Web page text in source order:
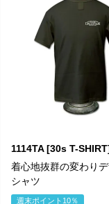
1114TA [30s T-
着心地抜群の変わり
シャツ
週末ポイント10％